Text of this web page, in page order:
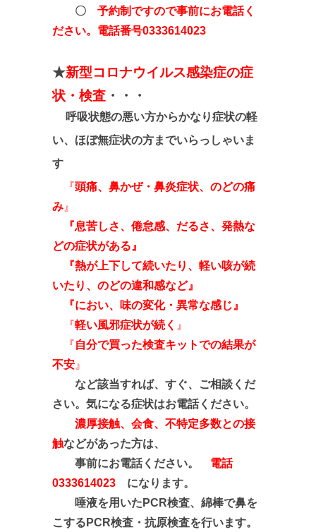
〇 予約制ですので事前にお電話く
ださい。電話番号0333614023
★新型コロナウイルス感染症の症
状・検査 ・・・
呼吸状態の悪い方からかなり症状の軽
い、ほぼ無症状の方までいらっしゃいま
す
『頭痛、鼻かぜ・鼻炎症状、のどの痛
み 』
『息苦しさ、倦怠感、だるさ、発熱な
どの症状がある』
『熱が上下して続いたり、軽い咳が続
いたり、のどの違和感など』
『におい、味の変化・異常な感じ』
『軽い風邪症状が続く 』
『自分で買った検査キットでの結果が
不安 』
など該当すれば、すぐ、ご相談くだ
さい。気になる症状はお電話ください。
濃厚接触、会食、不特定多数との接
触などがあった方は、
事前にお電話ください。 電話
0333614023 になります。
唾液を用いたPCR検査、綿棒で鼻を
こするPCR検査・抗原検査を行います。